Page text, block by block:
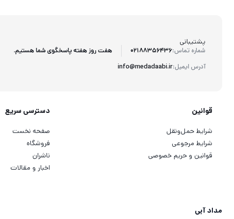
پشتیبانی
شماره تماس:02188356436
آدرس ایمیل:info@medadaabi.ir
هفت روز هفته پاسخگوی شما هستیم.
قوانین
شرایط حمل‌ونقل
شرایط مرجوعی
قوانین و حریم خصوصی
دسترسی سریع
صفحه نخست
فروشگاه
ناشران
اخبار و مقالات
مداد آبی